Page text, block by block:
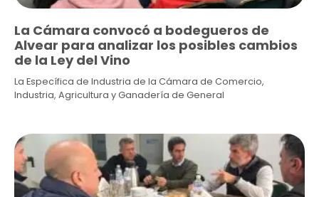
La Cámara convocó a bodegueros de
Alvear para analizar los posibles cambios
de la Ley del Vino
La Específica de Industria de la Cámara de Comercio,
Industria, Agricultura y Ganadería de General